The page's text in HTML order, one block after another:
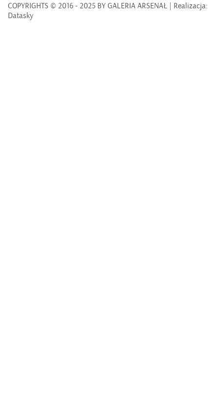
COPYRIGHTS © 2016 - 2025 BY GALERIA ARSENAŁ | Realizacja:
Datasky